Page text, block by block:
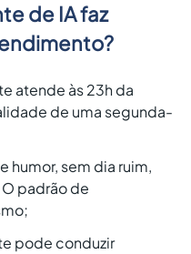
de IA faz
atende às 23h da
de uma segunda-
humor, sem dia ruim,
padrão de
pode conduzir